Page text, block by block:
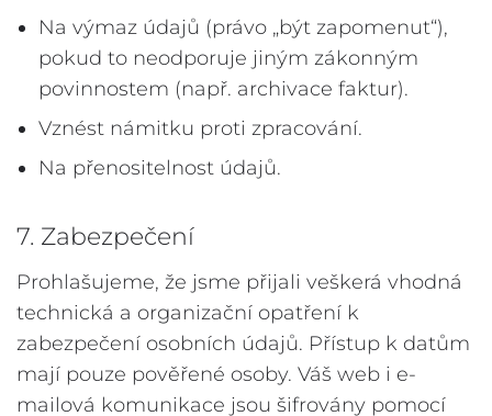
Na výmaz údajů (právo „být zapomenut“),
pokud to neodporuje jiným zákonným
povinnostem (např. archivace faktur).
Vznést námitku proti zpracování.
Na přenositelnost údajů.
7. Zabezpečení
Prohlašujeme, že jsme přijali veškerá vhodná
technická a organizační opatření k
zabezpečení osobních údajů. Přístup k datům
mají pouze pověřené osoby. Váš web i e-
mailová komunikace jsou šifrovány pomocí